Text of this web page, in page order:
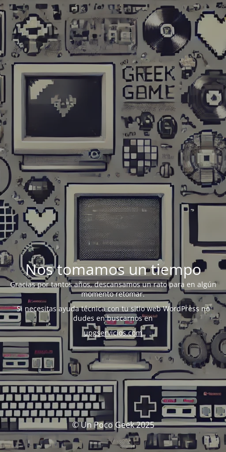
Nos tomamos un tiempo
Gracias por tantos años, descansamos un rato para en algún
momento retomar.
Si necesitas ayuda técnica con tu sitio web WordPress no
dudes en buscarnos en
upgservicios.com
© Un Poco Geek 2025